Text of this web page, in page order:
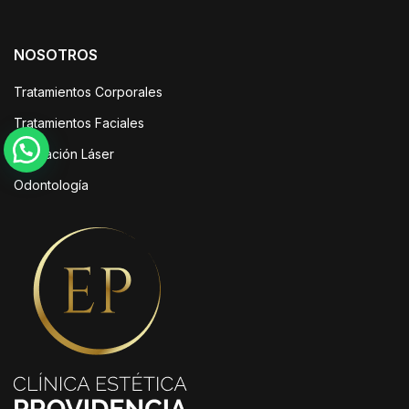
NOSOTROS
Tratamientos Corporales
Tratamientos Faciales
Depilación Láser
Odontología